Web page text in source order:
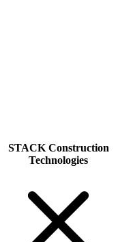
STACK Construction
Technologies